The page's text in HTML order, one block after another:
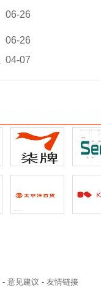
06-26
06-26
04-07
- 意见建议 - 友情链接